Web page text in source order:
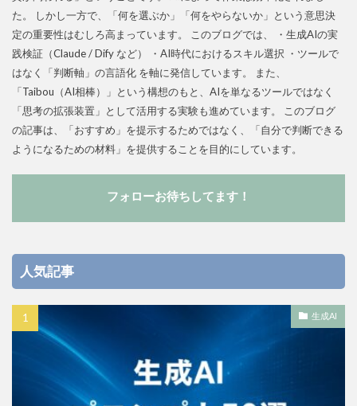
た。 しかし一方で、「何を選ぶか」「何をやらないか」という意思決
定の重要性はむしろ高まっています。 このブログでは、 ・生成AIの実
践検証（Claude / Dify など） ・AI時代におけるスキル選択 ・ツールで
はなく「判断軸」の言語化 を軸に発信しています。 また、
「Taibou（AI相棒）」という構想のもと、AIを単なるツールではなく
「思考の拡張装置」として活用する実験も進めています。 このブログ
の記事は、「おすすめ」を提示するためではなく、「自分で判断できる
ようになるための材料」を提供することを目的にしています。
フォローお待ちしてます！
人気記事
生成AI